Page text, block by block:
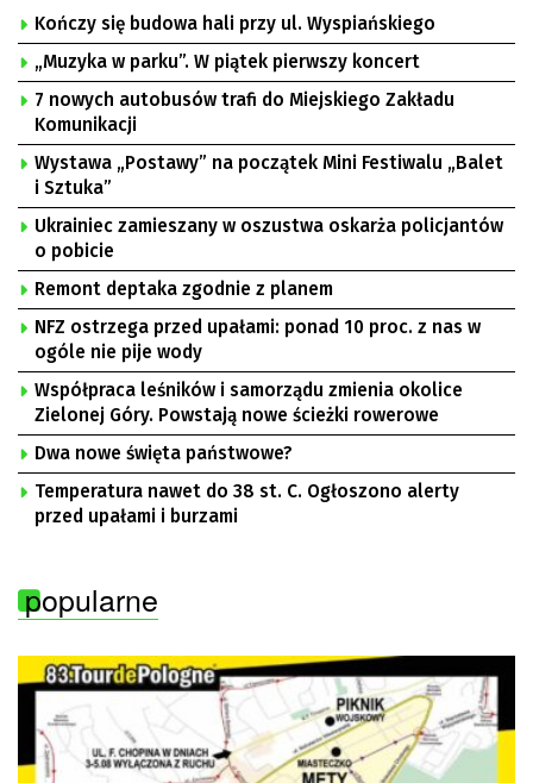
Kończy się budowa hali przy ul. Wyspiańskiego
„Muzyka w parku”. W piątek pierwszy koncert
7 nowych autobusów trafi do Miejskiego Zakładu
Komunikacji
Wystawa „Postawy” na początek Mini Festiwalu „Balet
i Sztuka”
Ukrainiec zamieszany w oszustwa oskarża policjantów
o pobicie
Remont deptaka zgodnie z planem
NFZ ostrzega przed upałami: ponad 10 proc. z nas w
ogóle nie pije wody
Współpraca leśników i samorządu zmienia okolice
Zielonej Góry. Powstają nowe ścieżki rowerowe
Dwa nowe święta państwowe?
Temperatura nawet do 38 st. C. Ogłoszono alerty
przed upałami i burzami
popularne